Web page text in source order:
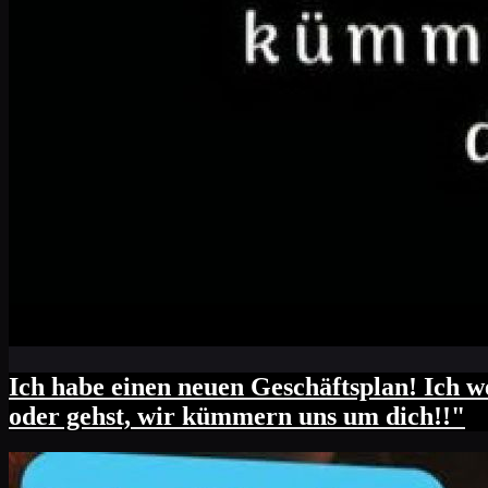
Woran du einen schlechten Haarschnitt
deine Stirn trifft und den Barcode für
Ich habe einen neuen Geschäftsplan! Ich
oder gehst, wir kümmern uns um dich!!"